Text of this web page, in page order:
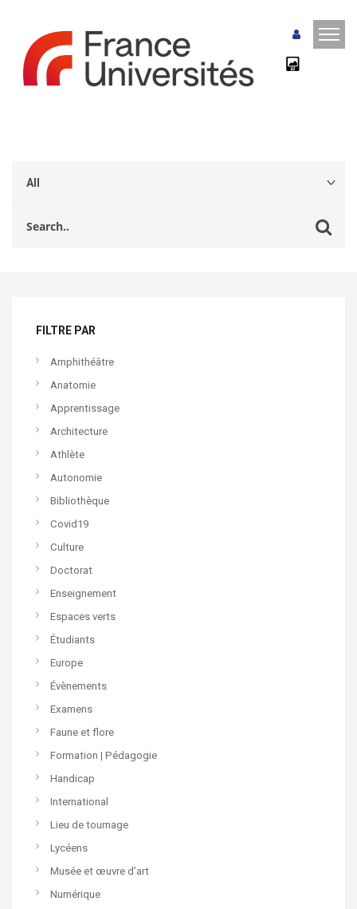
FILTRE PAR
Amphithéâtre
Anatomie
Apprentissage
Architecture
Athlète
Autonomie
Bibliothèque
Covid19
Culture
Doctorat
Enseignement
Espaces verts
Étudiants
Europe
Évènements
Examens
Faune et flore
Formation | Pédagogie
Handicap
International
Lieu de tournage
Lycéens
Musée et œuvre d’art
Numérique